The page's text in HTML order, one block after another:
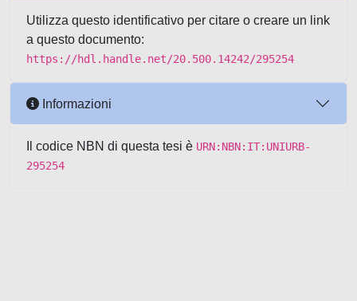
Utilizza questo identificativo per citare o creare un link
a questo documento:
https://hdl.handle.net/20.500.14242/295254
Informazioni
Il codice NBN di questa tesi è URN:NBN:IT:UNIURB-
295254